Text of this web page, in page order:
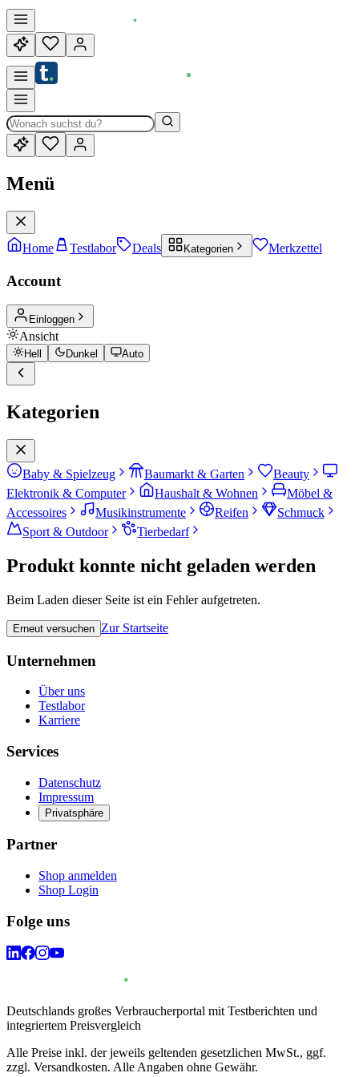
Menü
Home Testlabor Deals Kategorien Merkzettel
Account
Einloggen
Ansicht
Hell Dunkel Auto
Kategorien
Baby & Spielzeug Baumarkt & Garten
Beauty
Elektronik & Computer
Haushalt & Wohnen
Möbel &
Accessoires
Musikinstrumente Reifen
Schmuck
Sport & Outdoor
Tierbedarf
Produkt konnte nicht geladen werden
Beim Laden dieser Seite ist ein Fehler aufgetreten.
Erneut versuchen Zur Startseite
Unternehmen
Über uns
Testlabor
Karriere
Services
Datenschutz
Impressum
Privatsphäre
Partner
Shop anmelden
Shop Login
Folge uns
Deutschlands großes Verbraucherportal mit Testberichten und
integriertem Preisvergleich
Alle Preise inkl. der jeweils geltenden gesetzlichen MwSt., ggf.
zzgl. Versandkosten. Alle Angaben ohne Gewähr.